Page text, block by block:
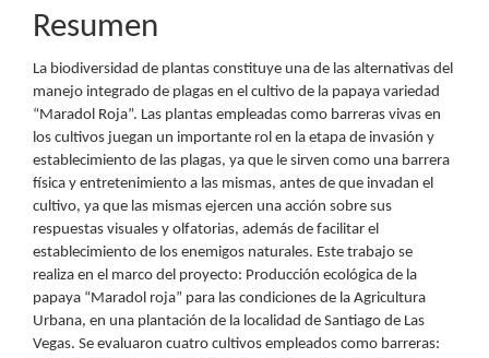
Resumen
La biodiversidad de plantas constituye una de las alternativas del
manejo integrado de plagas en el cultivo de la papaya variedad
“Maradol Roja”. Las plantas empleadas como barreras vivas en
los cultivos juegan un importante rol en la etapa de invasión y
establecimiento de las plagas, ya que le sirven como una barrera
física y entretenimiento a las mismas, antes de que invadan el
cultivo, ya que las mismas ejercen una acción sobre sus
respuestas visuales y olfatorias, además de facilitar el
establecimiento de los enemigos naturales. Este trabajo se
realiza en el marco del proyecto: Producción ecológica de la
papaya “Maradol roja” para las condiciones de la Agricultura
Urbana, en una plantación de la localidad de Santiago de Las
Vegas. Se evaluaron cuatro cultivos empleados como barreras: